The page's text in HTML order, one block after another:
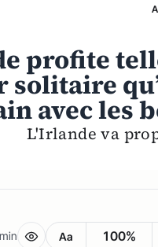
profite
solitaire
avec les
L'Irlande va
Aa 100%